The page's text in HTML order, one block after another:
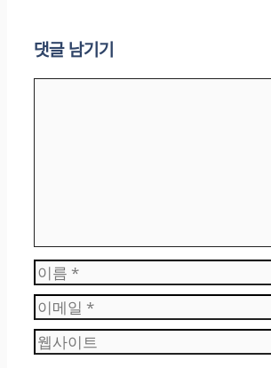
댓글 남기기
이
름
이
메
일
웹
사